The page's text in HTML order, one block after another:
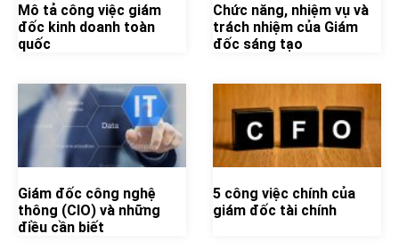
Mô tả công việc giám
đốc kinh doanh toàn
quốc
Chức năng, nhiệm vụ và
trách nhiệm của Giám
đốc sáng tạo
Giám đốc công nghệ
thông (CIO) và những
điều cần biết
5 công việc chính của
giám đốc tài chính